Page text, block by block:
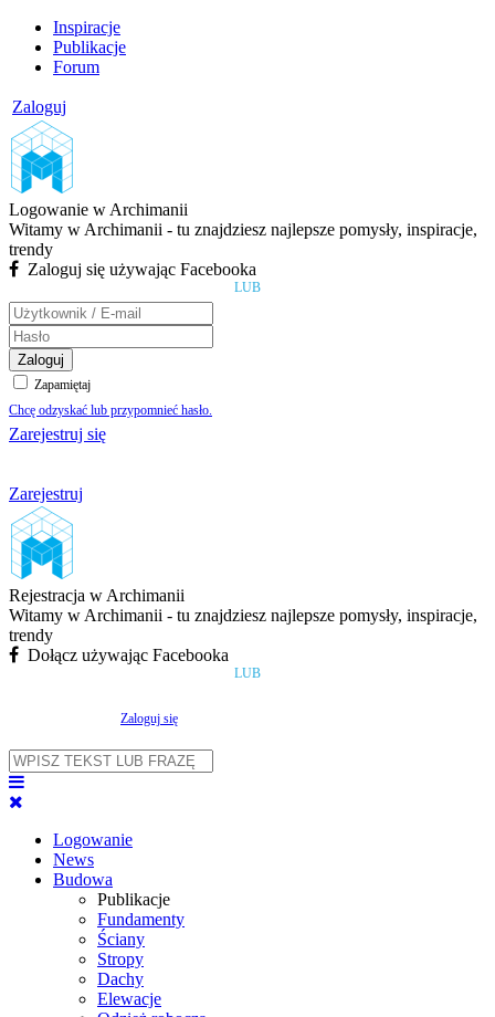
Inspiracje
Publikacje
Forum
Zaloguj
Logowanie w Archimanii
Witamy w Archimanii - tu znajdziesz najlepsze pomysły, inspiracje,
trendy
Zaloguj się używając Facebooka
LUB
Zaloguj
Zapamiętaj
Chcę odzyskać lub przypomnieć hasło.
Zarejestruj się
Zarejestruj
Rejestracja w Archimanii
Witamy w Archimanii - tu znajdziesz najlepsze pomysły, inspiracje,
trendy
Dołącz używając Facebooka
LUB
Zaloguj się
Logowanie
News
Budowa
Publikacje
Fundamenty
Ściany
Stropy
Dachy
Elewacje